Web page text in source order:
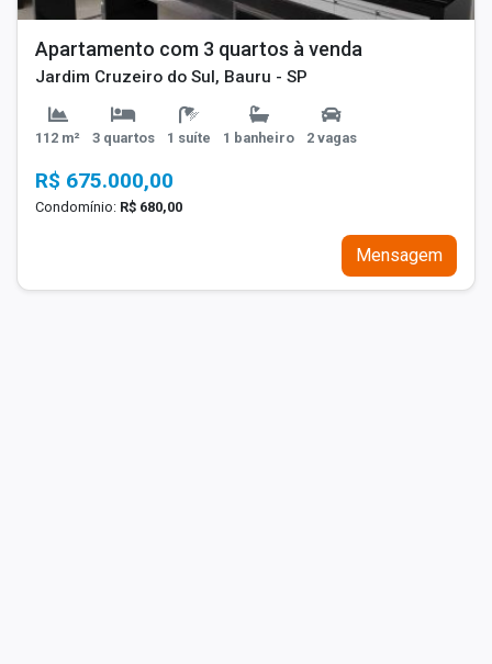
Apartamento com 3 quartos à venda
Jardim Cruzeiro do Sul, Bauru - SP
112 m² 3 quartos 1 suíte 1 banheiro 2 vagas
R$ 675.000,00
Condomínio: R$ 680,00
Mensagem